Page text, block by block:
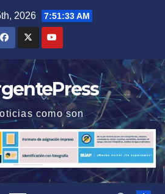
2026 7:51:33 AM
como son